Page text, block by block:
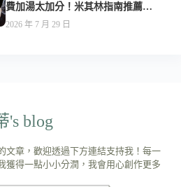
費加湯太加分！米其林指南推薦美
食-附菜單
2026 年 7 月 29 日
's blog
文章，歡迎透過下方連結支持我！每一
獲得一點小小分潤，我會用心創作更多